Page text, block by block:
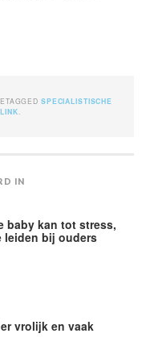
SPECIALISTISCHE
LINK
IN
baby kan tot stress,
leiden bij ouders
vrolijk en vaak